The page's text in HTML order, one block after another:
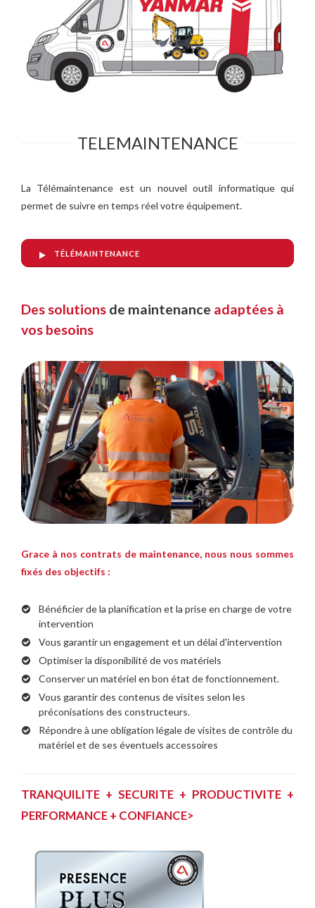
TELEMAINTENANCE
La Télémaintenance est un nouvel outil informatique qui
permet de suivre en temps réel votre équipement.
TÉLÉMAINTENANCE
Des solutions de maintenance adaptées à
vos besoins
Grace à nos contrats de maintenance, nous nous sommes
fixés des objectifs :
Bénéficier de la planification et la prise en charge de votre
intervention
Vous garantir un engagement et un délai d'intervention
Optimiser la disponibilité de vos matériels
Conserver un matériel en bon état de fonctionnement.
Vous garantir des contenus de visites selon les
préconisations des constructeurs.
Répondre à une obligation légale de visites de contrôle du
matériel et de ses éventuels accessoires
TRANQUILITE + SECURITE + PRODUCTIVITE +
PERFORMANCE + CONFIANCE>